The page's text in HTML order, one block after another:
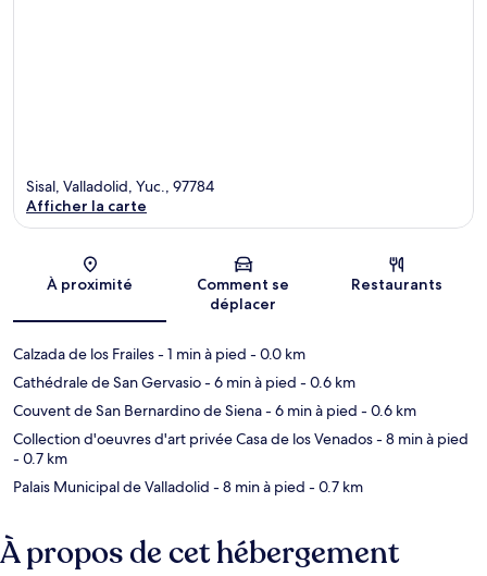
Carte
Sisal, Valladolid, Yuc., 97784
Afficher la carte
À proximité
Comment se
déplacer
Restaurants
Calzada de los Frailes- 1 min à pied - 0.0 km
Cathédrale de San Gervasio- 6 min à pied - 0.6 km
Couvent de San Bernardino de Siena- 6 min à pied - 0.6 km
Collection d'oeuvres d'art privée Casa de los Venados- 8 min à pied
- 0.7 km
Palais Municipal de Valladolid - 8 min à pied - 0.7 km
À propos de cet hébergement